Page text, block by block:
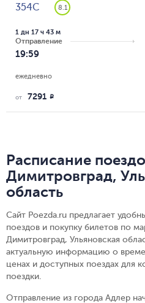
354С 8.1
Отправление
19:59
1 дн 17 ч 43 м
ежедневно
от 7291 R
Расписание
Димитровград,
область
Сайт Poezda.ru предлагает
поездов и покупку билетов по
Димитровград, Ульяновская
актуальную информацию о
ценах и доступных поездах для
поездки.
Отправление из города Адлер